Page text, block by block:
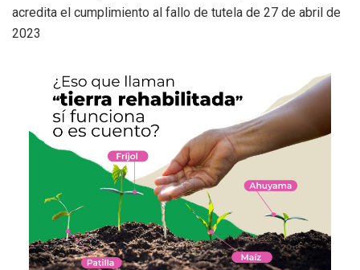
acredita el cumplimiento al fallo de tutela de 27 de abril de
2023